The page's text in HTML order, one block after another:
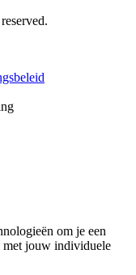
om je een
met jouw individuele